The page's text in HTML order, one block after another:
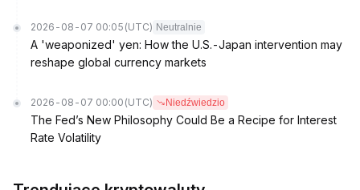
2026-08-07 00:05 (UTC) Neutralnie
A 'weaponized' yen: How the U.S.-Japan intervention may
reshape global currency markets
2026-08-07 00:00 (UTC) Niedźwiedzio
The Fed’s New Philosophy Could Be a Recipe for Interest
Rate Volatility